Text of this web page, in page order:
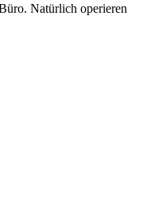
Natürlich operieren